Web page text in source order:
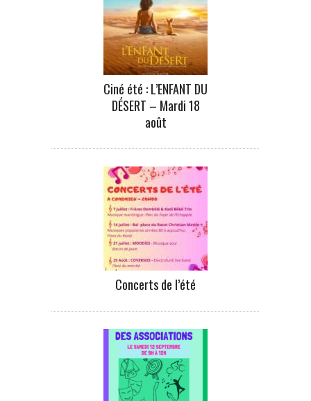
Ciné été : L’ENFANT DU
DÉSERT – Mardi 18
août
Concerts de l’été